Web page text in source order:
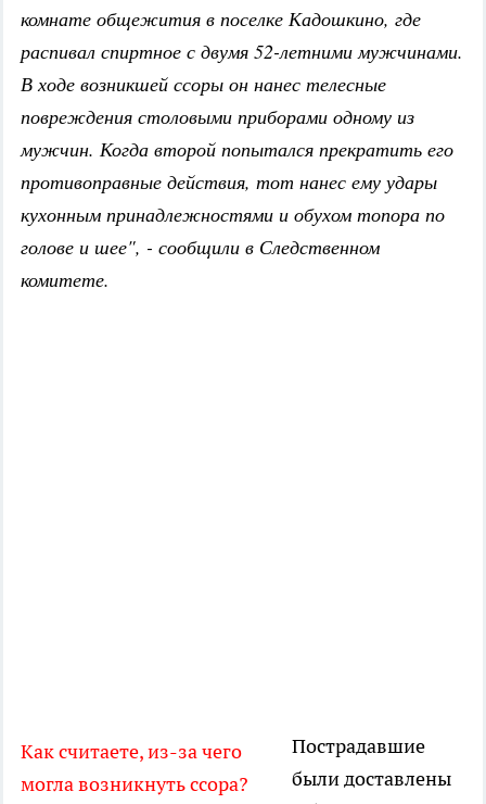
комнате общежития в поселке Кадошкино, где
распивал спиртное с двумя 52-летними мужчинами.
В ходе возникшей ссоры он нанес телесные
повреждения столовыми приборами одному из
мужчин. Когда второй попытался прекратить его
противоправные действия, тот нанес ему удары
кухонным принадлежностями и обухом топора по
голове и шее", - сообщили в Следственном
комитете.
Как считаете, из-за чего
могла возникнуть ссора?
Пострадавшие
были доставлены